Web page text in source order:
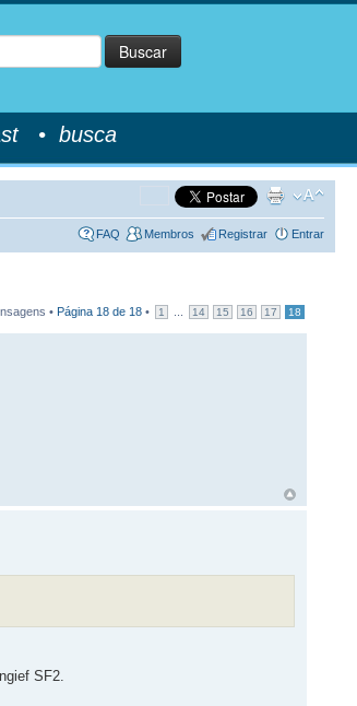
Buscar
• busca
FAQ Membros Registrar Entrar
• Página 18de 18• 1 14 15 16 17 18
SF2.